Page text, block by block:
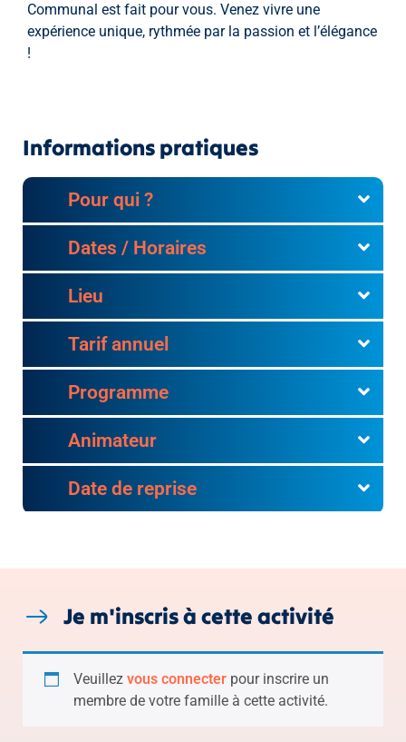
Communal est fait pour vous. Venez vivre une
expérience unique, rythmée par la passion et l’élégance
!
Informations pratiques
Pour qui ?
Dates / Horaires
Lieu
Tarif annuel
Programme
Animateur
Date de reprise
Je m'inscris à cette activité
Veuillez vous connecter pour inscrire un
membre de votre famille à cette activité.